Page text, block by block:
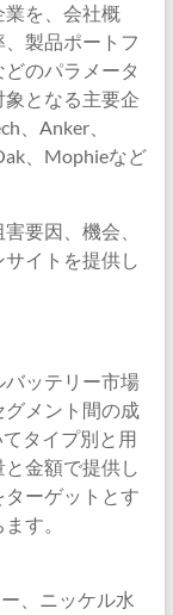
を、会社概
製品ポートフ
のパラメータ
となる主要企
、Anker、
、Mophieなど
要因、機会、
イトを提供し
ッテリー市場
メント間の成
タイプ別と用
金額で提供し
ーゲットとす
す。
、ニッケル水